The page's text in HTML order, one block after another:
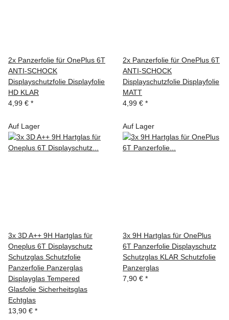
2x Panzerfolie für OnePlus 6T
ANTI-SCHOCK
Displayschutzfolie Displayfolie
HD KLAR
4,99 € *
2x Panzerfolie für OnePlus 6T
ANTI-SCHOCK
Displayschutzfolie Displayfolie
MATT
4,99 € *
Auf Lager
3x 3D A++ 9H Hartglas für
Oneplus 6T Displayschutz
Schutzglas Schutzfolie
Panzerfolie Panzerglas
Displayglas Tempered
Glasfolie Sicherheitsglas
Echtglas
13,90 € *
Auf Lager
3x 9H Hartglas für OnePlus
6T Panzerfolie Displayschutz
Schutzglas KLAR Schutzfolie
Panzerglas
7,90 € *